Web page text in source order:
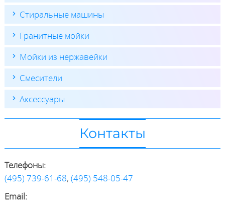
Стиральные машины
Гранитные мойки
Мойки из нержавейки
Смесители
Аксессуары
Контакты
Телефоны:
(495) 739-61-68, (495) 548-05-47
Email: